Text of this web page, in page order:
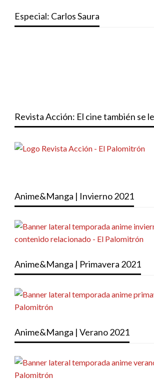
Especial: Carlos Saura
Revista Acción: El cine también se
Anime&Manga | Invierno 2021
Anime&Manga | Primavera 2021
Anime&Manga | Verano 2021